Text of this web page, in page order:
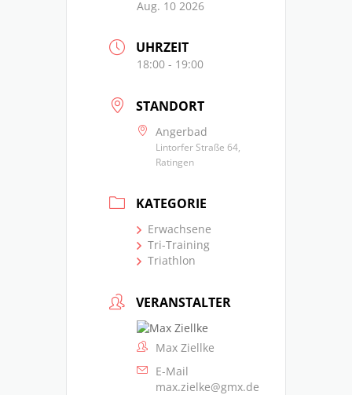
Aug. 10 2026
UHRZEIT
18:00 - 19:00
STANDORT
Angerbad
Lintorfer Straße 64,
Ratingen
KATEGORIE
Erwachsene
Tri-Training
Triathlon
VERANSTALTER
Max Ziellke
E-Mail
max.zielke@gmx.de